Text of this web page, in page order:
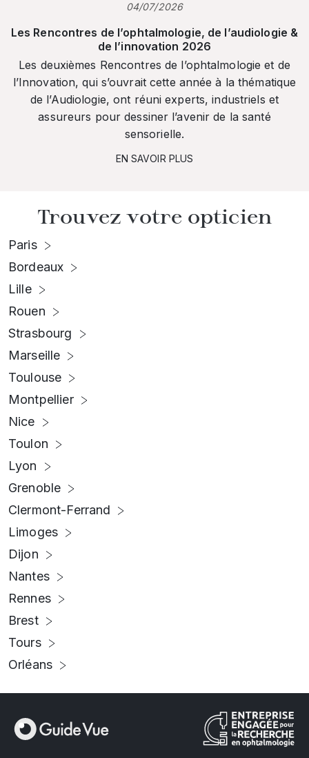
04/07/2026
Les Rencontres de l’ophtalmologie, de l’audiologie &
de l’innovation 2026
Les deuxièmes Rencontres de l’ophtalmologie et de
l’Innovation, qui s’ouvrait cette année à la thématique
de l’Audiologie, ont réuni experts, industriels et
assureurs pour dessiner l’avenir de la santé
sensorielle.
EN SAVOIR PLUS
Trouvez votre opticien
Paris
Bordeaux
Lille
Rouen
Strasbourg
Marseille
Toulouse
Montpellier
Nice
Toulon
Lyon
Grenoble
Clermont-Ferrand
Limoges
Dijon
Nantes
Rennes
Brest
Tours
Orléans